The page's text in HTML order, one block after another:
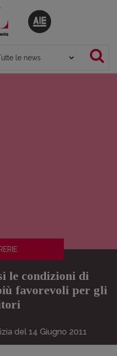
le condizioni di
favorevoli per gli
del 14 Giugno 2011